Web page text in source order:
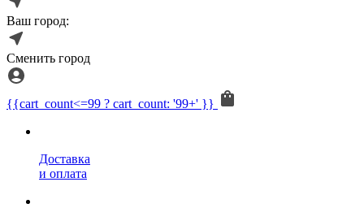
Ваш город:
Сменить город
{{cart_count<=99 ? cart_count: '99+' }}
Доставка
и оплата